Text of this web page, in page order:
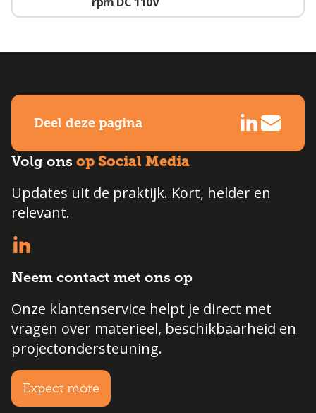
Deel deze pagina
Volg ons op Social Media
Updates uit de praktijk. Kort, helder en
relevant.
Neem contact met ons op
Onze klantenservice helpt je direct met
vragen over materieel, beschikbaarheid en
projectondersteuning.
Expect more